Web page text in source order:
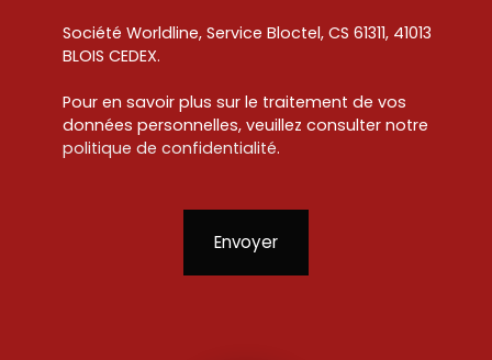
Société Worldline, Service Bloctel, CS 61311, 41013
BLOIS CEDEX.
Pour en savoir plus sur le traitement de vos
données personnelles, veuillez consulter notre
politique de confidentialité.
Envoyer